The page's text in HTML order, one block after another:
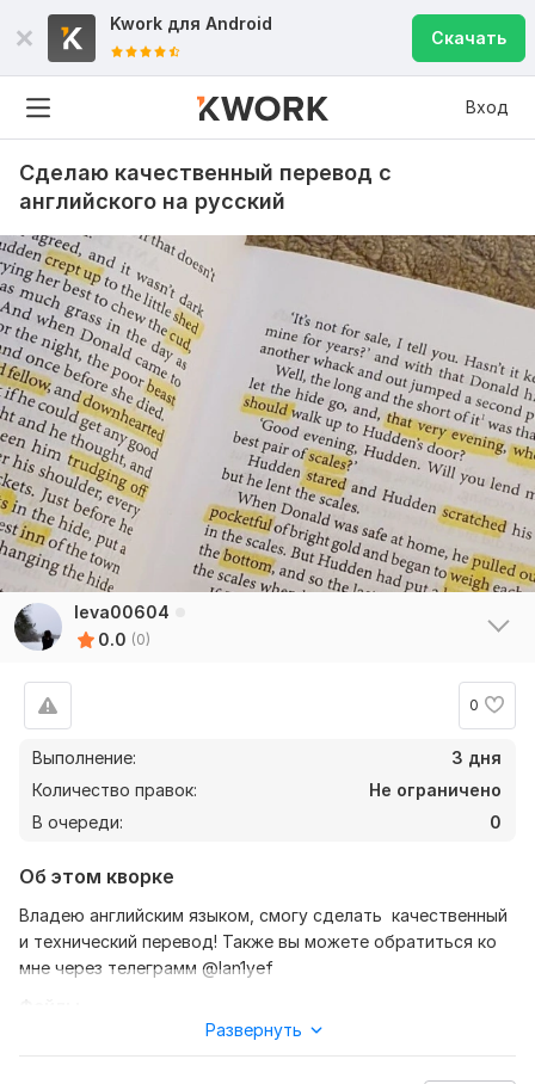
Kwork для Android
Скачать
Вход
Сделаю качественный перевод с
английского на русский
leva00604
0.0 (0)
0
Выполнение:
3 дня
Количество правок:
Не ограничено
В очереди:
0
Об этом кворке
Владею английским языком, смогу сделать качественный
и технический перевод! Также вы можете обратиться ко
мне через телеграмм @lan1yef
48531605feec17ad99e2e188f4508f5d.jpg
Развернуть